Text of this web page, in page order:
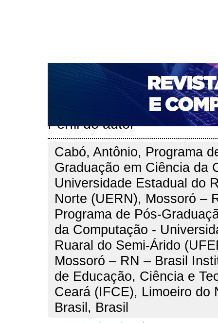
CAPA SOBRE ACESSO CADASTRO
NOTÍCIAS
PORTAL DE REVISTAS DA UNIFACS
PARA AVALIADORES
NOVA SUBMISSÃO
Perfil do autor
Cabó, Antônio, Programa
Graduação em Ciência da
Universidade Estadual do
Norte (UERN), Mossoró –
Programa de Pós-
da Computação -
Ruaral do Semi-Árido
Mossoró – RN – Brasil
de Educação, Ciência e
Ceará (IFCE), Limoeiro do
Brasil, Brasil